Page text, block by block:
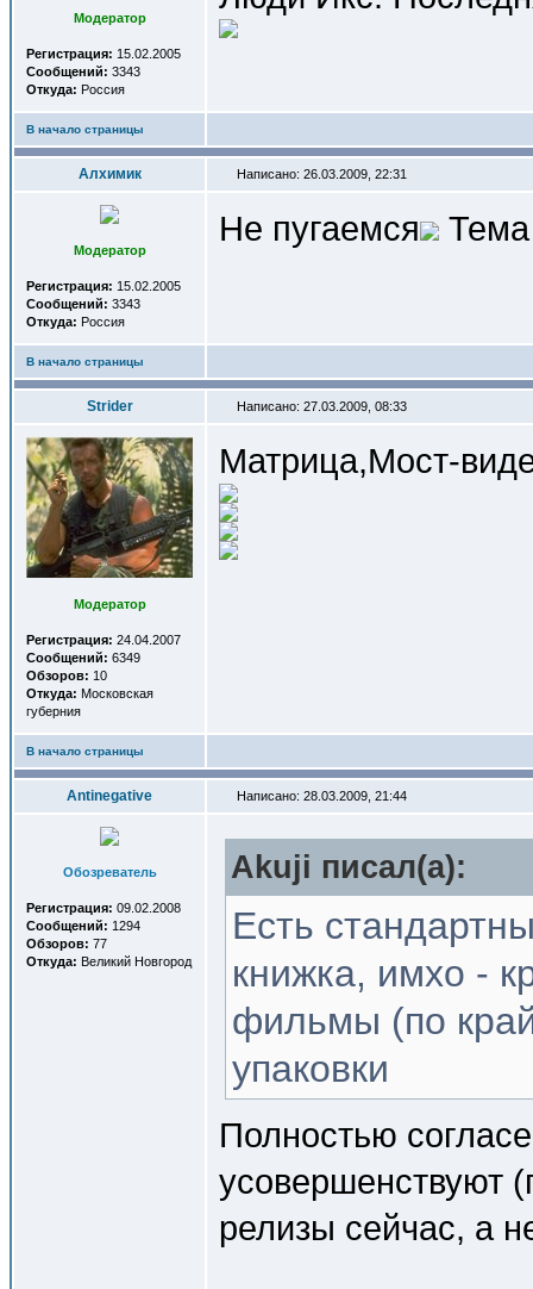
Модератор
Регистрация: 15.02.2005
Сообщений: 3343
Откуда: Россия
В начало страницы
Алхимик Написано: 26.03.2009, 22:31
Модератор
Регистрация: 15.02.2005
Сообщений: 3343
Откуда: Россия
Не пугаемся Тема
В начало страницы
Strider Написано: 27.03.2009, 08:33
Модератор
Регистрация: 24.04.2007
Сообщений: 6349
Обзоров: 10
Откуда: Московская
губерния
Матрица,Мост-
В начало страницы
Antinegative Написано: 28.03.2009, 21:44
Обозреватель
Регистрация: 09.02.2008
Сообщений: 1294
Обзоров: 77
Откуда: Великий Новгород
Akuji писал(a):
Есть
книжка, имхо -
фильмы (по
упаковки
Полностью
усовершенствуют
релизы сейчас, а